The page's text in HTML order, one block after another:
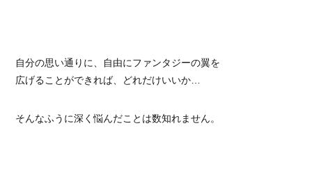
自分の思い通りに、自由にファンタジーの翼を
広げることができれば、どれだけいいか…
そんなふうに深く悩んだことは数知れません。